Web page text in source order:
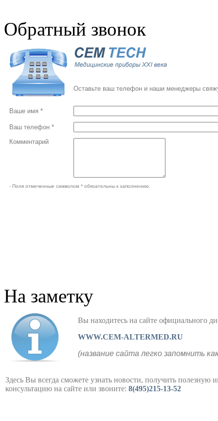
Обратный звонок
Оставьте ваш телефон и наши менеджеры
Ваше имя *
Ваш телефон *
Комментарий
- Поля отмеченные символом * обязательны к заполнению.
На заметку
Вы находитесь на сайте
WWW.CEM-ALTERMED.RU
(название сайта легко запомнить
Здесь Вы всегда сможете узнать новости, получить
консультацию на сайте или звоните: 8(495)215-13-52